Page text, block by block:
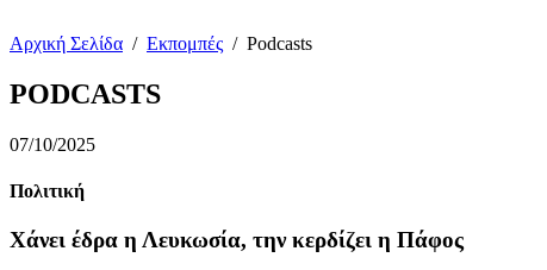
Αρχική Σελίδα / Εκπομπές / Podcasts
PODCASTS
07/10/2025
Πολιτική
Χάνει έδρα η Λευκωσία, την κερδίζει η Πάφος